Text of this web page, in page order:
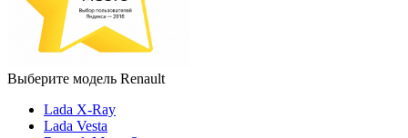
Выберите модель Renault
Lada X-Ray
Lada Vesta